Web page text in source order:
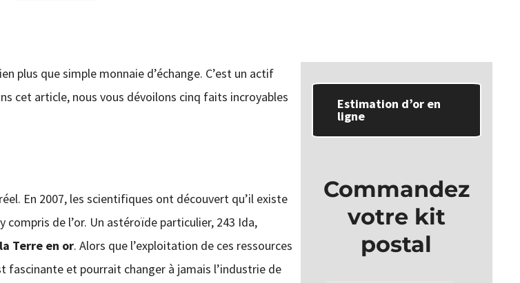
plus que simple monnaie d’échange. C’est un actif
cet article, nous vous dévoilons cinq faits incroyables
En 2007, les scientifiques ont découvert qu’il existe
de l’or. Un astéroïde particulier, 243 Ida,
Terre en or. Alors que l’exploitation de ces ressources
fascinante et pourrait changer à jamais l’industrie de
Estimation d’or en
ligne
Commandez
votre kit
postal